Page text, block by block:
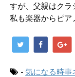
すが、父親はクラ
私も楽器からピア
- 気になる時事